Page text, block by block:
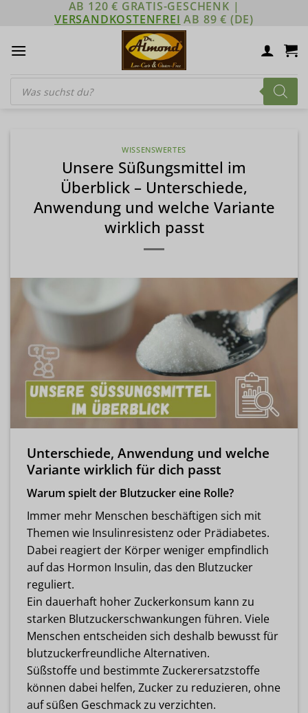
AB 120 € GRATIS-GESCHENK |
VERSANDKOSTENFREI AB 89 € (DE)
Products
search
WISSENSWERTES
Unsere Süßungsmittel im
Überblick – Unterschiede,
Anwendung und welche Variante
wirklich passt
Unterschiede, Anwendung und welche
Variante wirklich für dich passt
Warum spielt der Blutzucker eine Rolle?
Immer mehr Menschen beschäftigen sich mit
Themen wie Insulinresistenz oder Prädiabetes.
Dabei reagiert der Körper weniger empfindlich
auf das Hormon Insulin, das den Blutzucker
reguliert.
Ein dauerhaft hoher Zuckerkonsum kann zu
starken Blutzuckerschwankungen führen. Viele
Menschen entscheiden sich deshalb bewusst für
blutzuckerfreundliche Alternativen.
Süßstoffe und bestimmte Zuckerersatzstoffe
können dabei helfen, Zucker zu reduzieren, ohne
auf süßen Geschmack zu verzichten.